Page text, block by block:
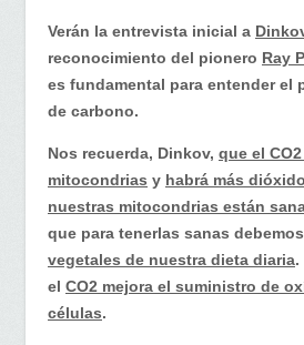
Verán la entrevista inicial a
reconocimiento del pionero Ray
es fundamental para entender el
de carbono.
Nos recuerda, Dinkov, que el
mitocondrias y habrá más
nuestras mitocondrias están
que para tenerlas sanas
vegetales de nuestra dieta diaria.
el CO2 mejora el suministro de
células.